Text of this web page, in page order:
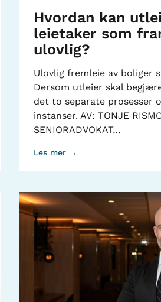
Hvordan kan
leietaker som
ulovlig?
Ulovlig fremleie av boliger
Dersom utleier skal
det to separate prosesser
instanser. AV: TONJE
SENIORADVOKAT…
Les mer →